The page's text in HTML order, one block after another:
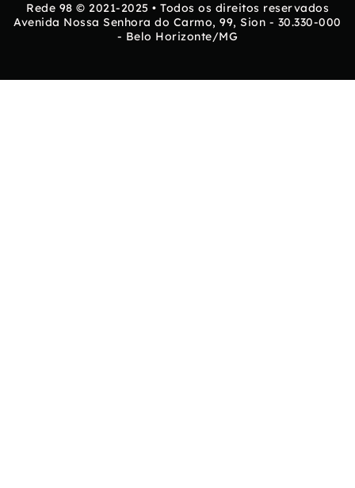
Rede 98 © 2021-2025 • Todos os direitos reservados
Avenida Nossa Senhora do Carmo, 99, Sion - 30.330-000
- Belo Horizonte/MG